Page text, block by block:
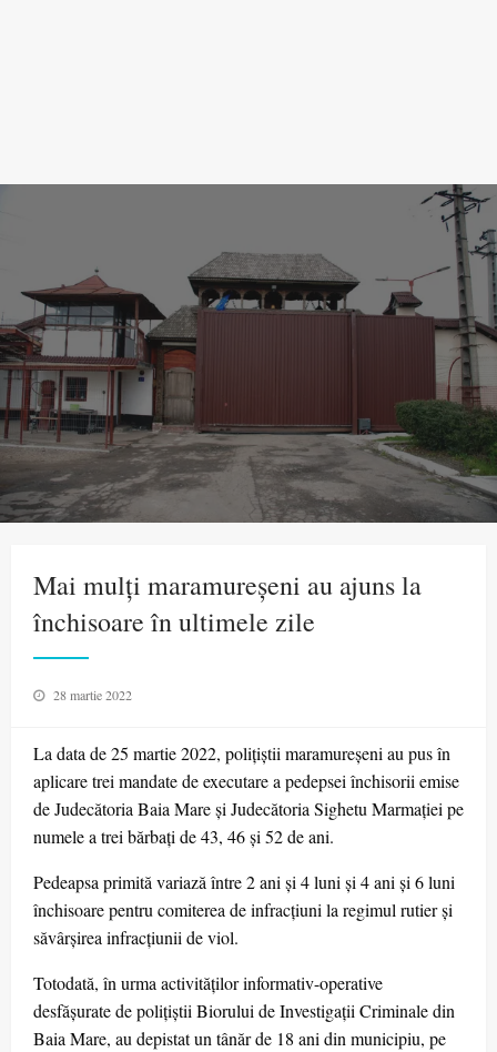
Mai mulți maramureșeni au ajuns la
închisoare în ultimele zile
Posted
28 martie 2022
La data de 25 martie 2022, polițiștii maramureșeni au pus în
aplicare trei mandate de executare a pedepsei închisorii emise
de Judecătoria Baia Mare și Judecătoria Sighetu Marmației pe
numele a trei bărbați de 43, 46 și 52 de ani.
Pedeapsa primită variază între 2 ani și 4 luni și 4 ani și 6 luni
închisoare pentru comiterea de infracțiuni la regimul rutier și
săvârșirea infracțiunii de viol.
Totodată, în urma activităților informativ-operative
desfășurate de polițiștii Biorului de Investigații Criminale din
Baia Mare, au depistat un tânăr de 18 ani din municipiu, pe